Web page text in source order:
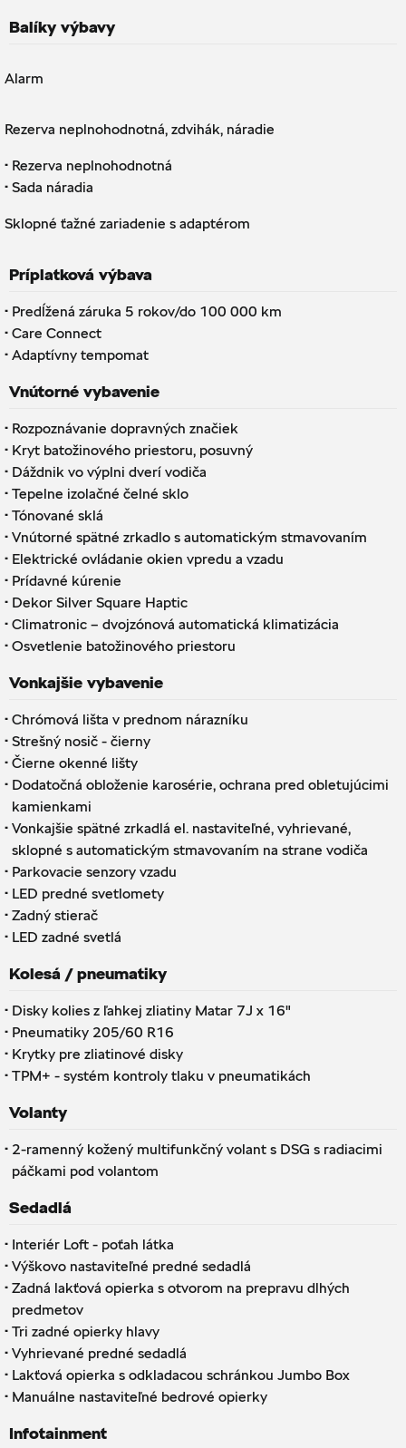
Balíky výbavy
Alarm
Rezerva neplnohodnotná, zdvihák, náradie
· Rezerva neplnohodnotná
· Sada náradia
Sklopné ťažné zariadenie s adaptérom
Príplatková výbava
· Predĺžená záruka 5 rokov/do 100 000 km
· Care Connect
· Adaptívny tempomat
Vnútorné vybavenie
· Rozpoznávanie dopravných značiek
· Kryt batožinového priestoru, posuvný
· Dáždnik vo výplni dverí vodiča
· Tepelne izolačné čelné sklo
· Tónované sklá
· Vnútorné spätné zrkadlo s automatickým stmavovaním
· Elektrické ovládanie okien vpredu a vzadu
· Prídavné kúrenie
· Dekor Silver Square Haptic
· Climatronic – dvojzónová automatická klimatizácia
· Osvetlenie batožinového priestoru
Vonkajšie vybavenie
· Chrómová lišta v prednom nárazníku
· Strešný nosič - čierny
· Čierne okenné lišty
· Dodatočná obloženie karosérie, ochrana pred obletujúcimi
kamienkami
· Vonkajšie spätné zrkadlá el. nastaviteľné, vyhrievané,
sklopné s automatickým stmavovaním na strane vodiča
· Parkovacie senzory vzadu
· LED predné svetlomety
· Zadný stierač
· LED zadné svetlá
Kolesá / pneumatiky
· Disky kolies z ľahkej zliatiny Matar 7J x 16"
· Pneumatiky 205/60 R16
· Krytky pre zliatinové disky
· TPM+ - systém kontroly tlaku v pneumatikách
Volanty
· 2-ramenný kožený multifunkčný volant s DSG s radiacimi
páčkami pod volantom
Sedadlá
· Interiér Loft - poťah látka
· Výškovo nastaviteľné predné sedadlá
· Zadná lakťová opierka s otvorom na prepravu dlhých
predmetov
· Tri zadné opierky hlavy
· Vyhrievané predné sedadlá
· Lakťová opierka s odkladacou schránkou Jumbo Box
· Manuálne nastaviteľné bedrové opierky
Infotainment